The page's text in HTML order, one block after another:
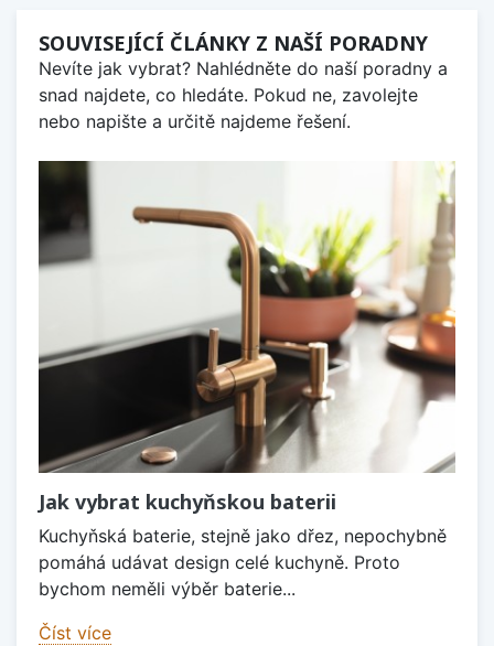
SOUVISEJÍCÍ ČLÁNKY Z NAŠÍ PORADNY
Nevíte jak vybrat? Nahlédněte do naší poradny a
snad najdete, co hledáte. Pokud ne, zavolejte
nebo napište a určitě najdeme řešení.
Jak vybrat kuchyňskou baterii
Kuchyňská baterie, stejně jako dřez, nepochybně
pomáhá udávat design celé kuchyně. Proto
bychom neměli výběr baterie...
Číst více